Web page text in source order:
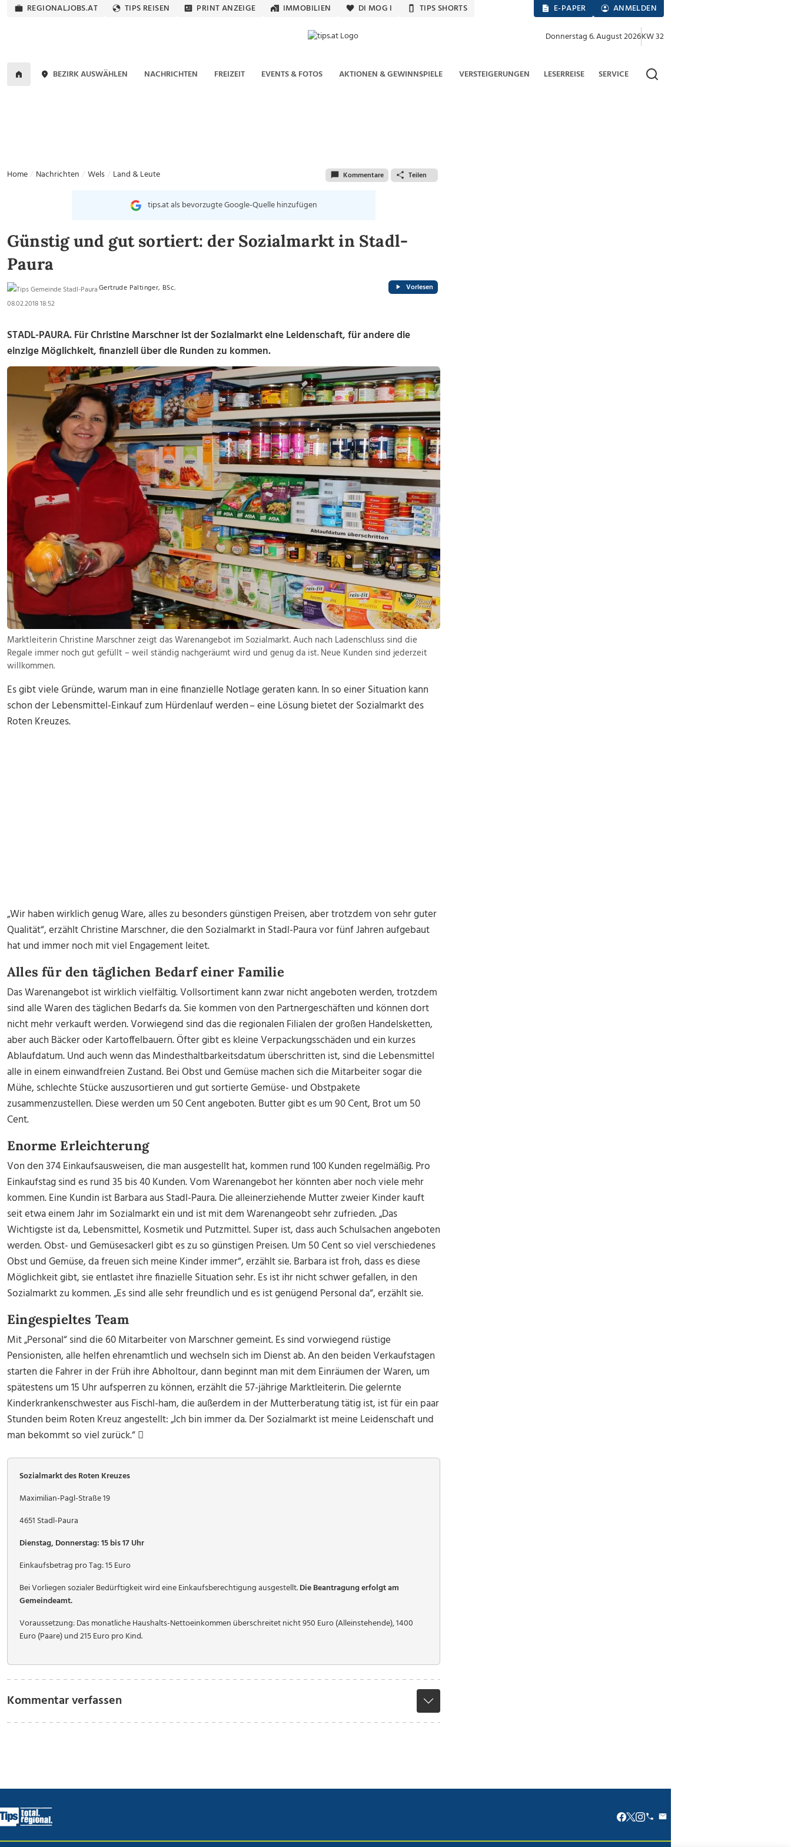
REGIONALJOBS.AT TIPS REISEN PRINT ANZEIGE IMMOBILIEN DI MOG I TIPS SHORTS E-PAPER ANMELDEN
Donnerstag 6. August 2026KW 32
BEZIRK AUSWÄHLEN NACHRICHTEN FREIZEIT EVENTS & FOTOS AKTIONEN & GEWINNSPIELE VERSTEIGERUNGEN LESERREISE SERVICE
Home Nachrichten Wels Land & Leute Kommentare Teilen
tips.at als bevorzugte Google-Quelle hinzufügen
Günstig und gut sortiert: der Sozialmarkt in Stadl-
Paura
Gertrude Paltinger, BSc,
08.02.2018 18:52
Vorlesen
STADL-PAURA. Für Christine Marschner ist der Sozialmarkt eine Leidenschaft, für andere die
einzige Möglichkeit, finanziell über die Runden zu kommen.
Marktleiterin Christine Marschner zeigt das Warenangebot im Sozialmarkt. Auch nach Ladenschluss sind die
Regale immer noch gut gefüllt – weil ständig nachgeräumt wird und genug da ist. Neue Kunden sind jederzeit
willkommen.
Es gibt viele Gründe, warum man in eine finanzielle Notlage geraten kann. In so einer Situation kann
schon der Lebensmittel-Einkauf zum Hürdenlauf werden – eine Lösung bietet der Sozialmarkt des
Roten Kreuzes.
„Wir haben wirklich genug Ware, alles zu besonders günstigen Preisen, aber trotzdem von sehr guter
Qualität“, erzählt Christine Marschner, die den Sozialmarkt in Stadl-Paura vor fünf Jahren aufgebaut
hat und immer noch mit viel Engagement leitet.
Alles für den täglichen Bedarf einer Familie
Das Warenangebot ist wirklich vielfältig. Vollsortiment kann zwar nicht angeboten werden, trotzdem
sind alle Waren des täglichen Bedarfs da. Sie kommen von den Partnergeschäften und können dort
nicht mehr verkauft werden. Vorwiegend sind das die regionalen Filialen der großen Handelsketten,
aber auch Bäcker oder Kartoffelbauern. Öfter gibt es kleine Verpackungsschäden und ein kurzes
Ablaufdatum. Und auch wenn das Mindesthaltbarkeitsdatum überschritten ist, sind die Lebensmittel
alle in einem einwandfreien Zustand. Bei Obst und Gemüse machen sich die Mitarbeiter sogar die
Mühe, schlechte Stücke auszusortieren und gut sortierte Gemüse- und Obstpakete
zusammenzustellen. Diese werden um 50 Cent angeboten. Butter gibt es um 90 Cent, Brot um 50
Cent.
Enorme Erleichterung
Von den 374 Einkaufsausweisen, die man ausgestellt hat, kommen rund 100 Kunden regelmäßig. Pro
Einkaufstag sind es rund 35 bis 40 Kunden. Vom Warenangebot her könnten aber noch viele mehr
kommen. Eine Kundin ist Barbara aus Stadl-Paura. Die alleinerziehende Mutter zweier Kinder kauft
seit etwa einem Jahr im Sozialmarkt ein und ist mit dem Warenangeobt sehr zufrieden. „Das
Wichtigste ist da, Lebensmittel, Kosmetik und Putzmittel. Super ist, dass auch Schulsachen angeboten
werden. Obst- und Gemüsesackerl gibt es zu so günstigen Preisen. Um 50 Cent so viel verschiedenes
Obst und Gemüse, da freuen sich meine Kinder immer“, erzählt sie. Barbara ist froh, dass es diese
Möglichkeit gibt, sie entlastet ihre finazielle Situation sehr. Es ist ihr nicht schwer gefallen, in den
Sozialmarkt zu kommen. „Es sind alle sehr freundlich und es ist genügend Personal da“, erzählt sie.
Eingespieltes Team
Mit „Personal“ sind die 60 Mitarbeiter von Marschner gemeint. Es sind vorwiegend rüstige
Pensionisten, alle helfen ehrenamtlich und wechseln sich im Dienst ab. An den beiden Verkaufstagen
starten die Fahrer in der Früh ihre Abholtour, dann beginnt man mit dem Einräumen der Waren, um
spätestens um 15 Uhr aufsperren zu können, erzählt die 57-jährige Marktleiterin. Die gelernte
Kinderkrankenschwester aus Fischl-ham, die außerdem in der Mutterberatung tätig ist, ist für ein paar
Stunden beim Roten Kreuz angestellt: „Ich bin immer da. Der Sozialmarkt ist meine Leidenschaft und
man bekommt so viel zurück.“ 
Sozialmarkt des Roten Kreuzes
Maximilian-Pagl-Straße 19
4651 Stadl-Paura
Dienstag, Donnerstag: 15 bis 17 Uhr
Einkaufsbetrag pro Tag: 15 Euro
Bei Vorliegen sozialer Bedürftigkeit wird eine Einkaufsberechtigung ausgestellt.Die Beantragung erfolgt am
Gemeindeamt.
Voraussetzung: Das monatliche Haushalts-Nettoeinkommen überschreitet nicht 950 Euro (Alleinstehende), 1400
Euro (Paare) und 215 Euro pro Kind.
Kommentar verfassen